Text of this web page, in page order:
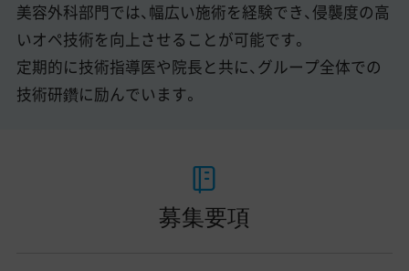
美容外科部門では、幅広い施術を経験でき、侵襲度の高
いオペ技術を向上させることが可能です。
定期的に技術指導医や院長と共に、グループ全体での
技術研鑽に励んでいます。
募集要項